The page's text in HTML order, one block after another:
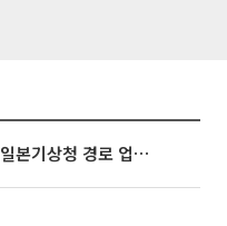
태풍 '돌핀' 오키나와 접근…일본기상청 경로 업데이트